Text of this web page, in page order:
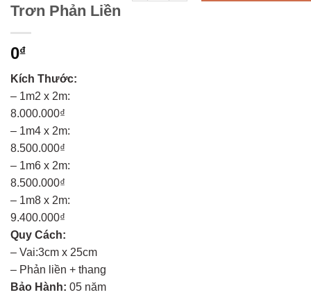
Trơn Phản Liền
0₫
Kích Thước:
– 1m2 x 2m:
8.000.000₫
– 1m4 x 2m:
8.500.000₫
– 1m6 x 2m:
8.500.000₫
– 1m8 x 2m:
9.400.000₫
Quy Cách:
– Vai:3cm x 25cm
– Phản liền + thang
Bảo Hành: 05 năm